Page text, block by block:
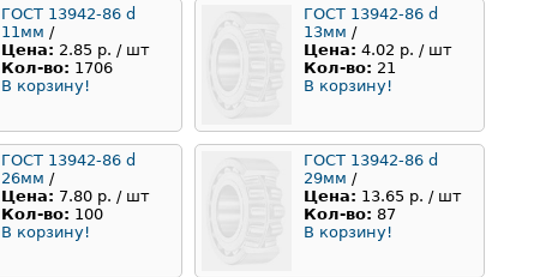
ГОСТ 13942-86 d
11мм /
Цена: 2.85 р. / шт
Кол-во: 1706
В корзину!
ГОСТ 13942-86 d
13мм /
Цена: 4.02 р. / шт
Кол-во: 21
В корзину!
ГОСТ 13942-86 d
26мм /
Цена: 7.80 р. / шт
Кол-во: 100
В корзину!
ГОСТ 13942-86 d
29мм /
Цена: 13.65 р. / шт
Кол-во: 87
В корзину!